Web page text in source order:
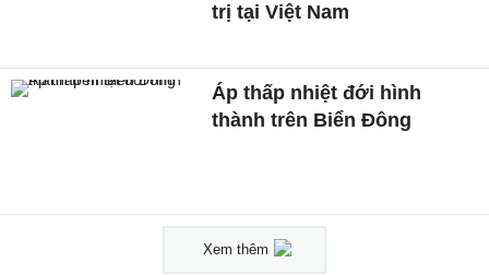
trị tại Việt Nam
Áp thấp nhiệt đới hình
thành trên Biển Đông
Xem thêm